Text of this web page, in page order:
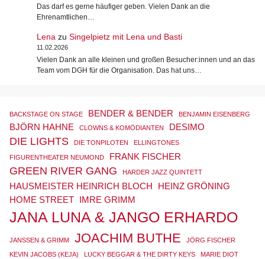
Das darf es gerne häufiger geben. Vielen Dank an die
Ehrenamtlichen…
Lena zu Singelpietz mit Lena und Basti
11.02.2026
Vielen Dank an alle kleinen und großen Besucher:innen und an das
Team vom DGH für die Organisation. Das hat uns…
BACKSTAGE ON STAGE BENDER & BENDER BENJAMIN EISENBERG
BJÖRN HAHNE CLOWNS & KOMÖDIANTEN DESIMO
DIE LIGHTS DIE TONPILOTEN ELLINGTONES
FIGURENTHEATER NEUMOND FRANK FISCHER
GREEN RIVER GANG HARDER JAZZ QUINTETT
HAUSMEISTER HEINRICH BLOCH
HEINZ GRÖNING
HOME STREET IMRE GRIMM
JANA LUNA & JANGO ERHARDO
JANSSEN & GRIMM JOACHIM BUTHE
JÖRG FISCHER
KEVIN JACOBS (KEJA)
LUCKY BEGGAR & THE DIRTY KEYS MARIE DIOT